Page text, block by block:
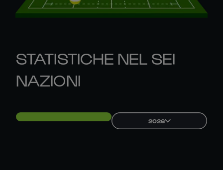
STATISTICHE NEL SEI
NAZIONI
2026